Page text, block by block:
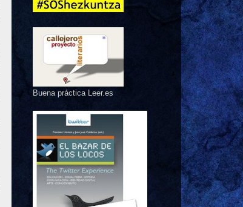
Buena práctica Leer.es